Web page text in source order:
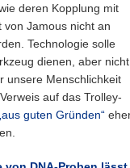
deren Kopplung mit
von Jamous nicht an
Technologie solle
dienen, aber nicht
unsere Menschlichkeit
auf das Trolley-
„aus guten Gründen“